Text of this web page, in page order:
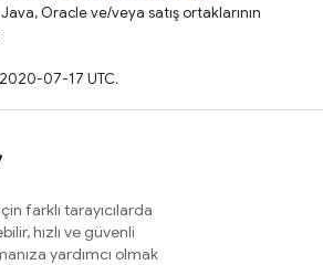
Oracle ve/veya satış ortaklarının
07-17 UTC.
farklı tarayıcılarda
hızlı ve güvenli
yardımcı olmak